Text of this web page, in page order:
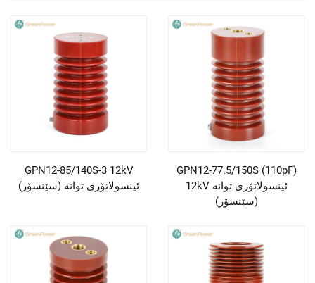
Çareserî
Daxistin
GPN12-85/140S-3 12kV
ئینسولاتۆری توانە (سێنسۆر)
GPN12-77.5/150S (110pF)
12kV ئینسولاتۆری توانە
(سێنسۆر)